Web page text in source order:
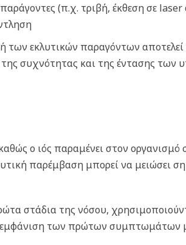
(π.χ. τριβή, έκθεση σε
εκλυτικών παραγόντων
συχνότητας και της έντασης των
ο ιός παραμένει στον
παρέμβαση μπορεί να μειώσει
στάδια της νόσου,
των πρώτων συμπτωμάτων